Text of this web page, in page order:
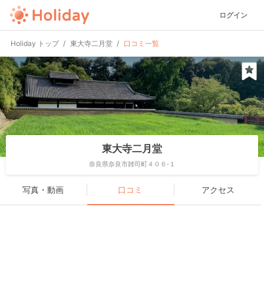
ログイン
Holiday トップ 東大寺二月堂 口コミ一覧
東大寺二月堂
奈良県奈良市雑司町４０６-１
写真・動画 口コミ アクセス